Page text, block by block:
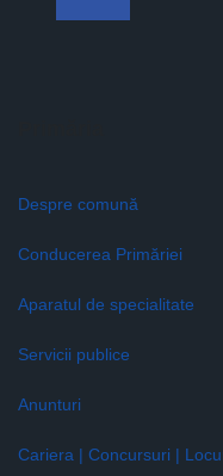
Despre comună
Conducerea Primăriei
Aparatul de specialitate
Servicii publice
Anunturi
Cariera | Concursuri |